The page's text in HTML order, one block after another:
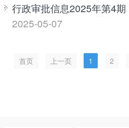
行政审批信息2025年第4期
2025-05-07
首页 上一页 1 2